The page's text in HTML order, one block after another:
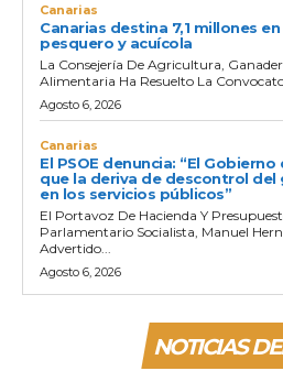
Canarias
Canarias destina 7,1 millones
pesquero y acuícola
La Consejería De Agricultura,
Alimentaria Ha Resuelto La
Agosto 6, 2026
Canarias
El PSOE denuncia: “El
que la deriva de descontrol
en los servicios públicos”
El Portavoz De Hacienda Y
Parlamentario Socialista, Manuel
Advertido...
Agosto 6, 2026
NOTICIAS